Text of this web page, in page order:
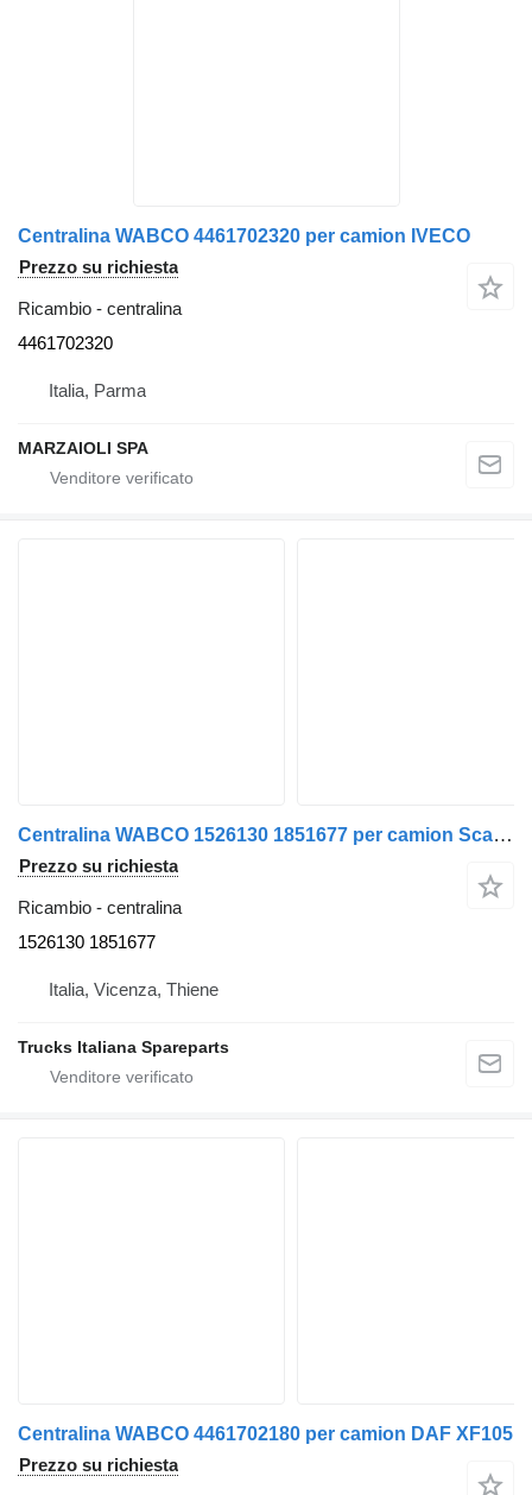
Centralina WABCO 4461702320 per camion IVECO
Prezzo su richiesta
Ricambio - centralina
4461702320
Italia, Parma
MARZAIOLI SPA
Centralina WABCO 1526130 1851677 per camion Scania Serie R 2005>
Prezzo su richiesta
Ricambio - centralina
1526130 1851677
Italia, Vicenza, Thiene
Trucks Italiana Spareparts
Centralina WABCO 4461702180 per camion DAF XF105
Prezzo su richiesta